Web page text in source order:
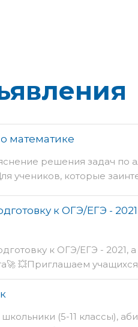
математике
решения задач по
учеников, которые
к ОГЭ/ЕГЭ -
к ОГЭ/ЕГЭ -
💥Приглашаем учащихся
(5-11 классы),